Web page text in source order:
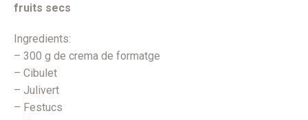
fruits secs
Ingredients:
– 300 g de crema de formatge
– Cibulet
– Julivert
– Festucs